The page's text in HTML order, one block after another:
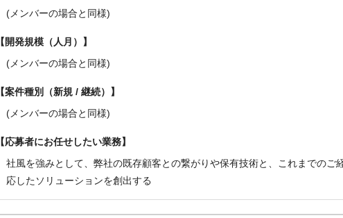
(メンバーの場合と同様)
開発規模（人月）
(メンバーの場合と同様)
案件種別（新規 / 継続）
(メンバーの場合と同様)
応募者にお任せしたい業務
社風を強みとして、弊社の既存顧客との繋がりや保有技術と、これまでのご
応したソリューションを創出する